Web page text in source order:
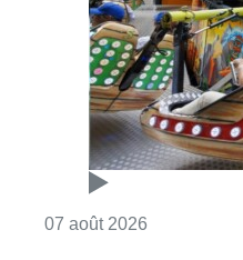
07 août 2026